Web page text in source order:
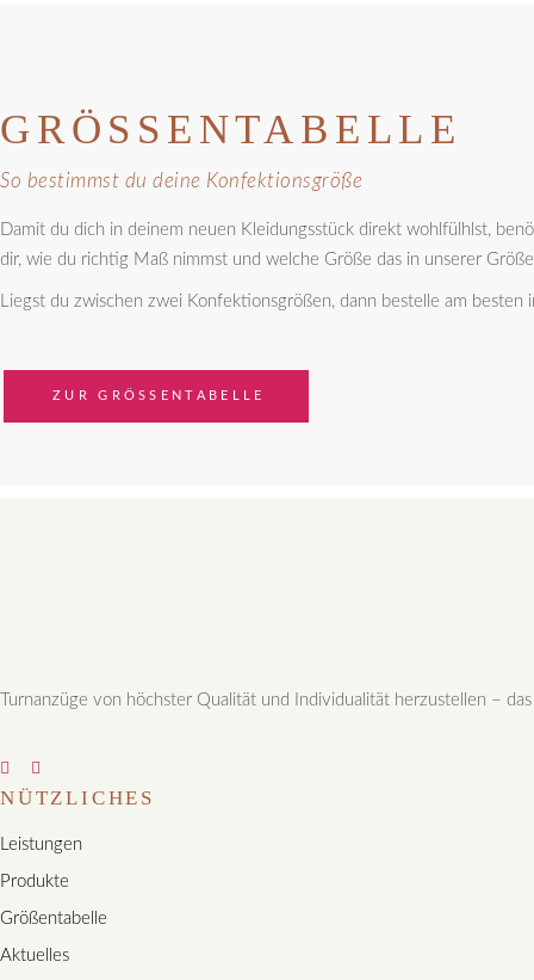
GRÖSSENTABELLE
So bestimmst du deine Konfektionsgröße
Damit du dich in deinem neuen Kleidungsstück direkt wohlfülhlst,
dir, wie du richtig Maß nimmst und welche Größe das in unserer
Liegst du zwischen zwei Konfektionsgrößen, dann bestelle am besten
ZUR GRÖSSENTABELLE
Turnanzüge von höchster Qualität und Individualität herzustellen –
NÜTZLICHES
Leistungen
Produkte
Größentabelle
Aktuelles